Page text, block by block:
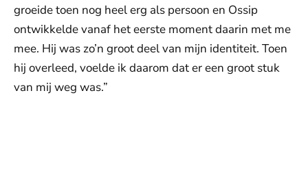
groeide toen nog heel erg als persoon en Ossip
ontwikkelde vanaf het eerste moment daarin met me
mee. Hij was zo’n groot deel van mijn identiteit. Toen
hij overleed, voelde ik daarom dat er een groot stuk
van mij weg was.”